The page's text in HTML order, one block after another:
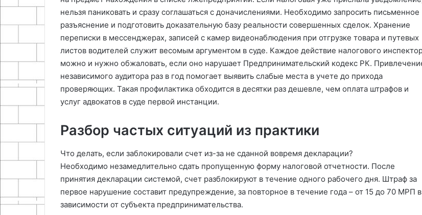
нельзя паниковать и сразу соглашаться с доначислениями. Необходимо запросить письменное
разъяснение и подготовить доказательную базу реальности совершенных сделок. Хранение
переписки в мессенджерах, записей с камер видеонаблюдения при отгрузке товара и путевых
листов водителей служит весомым аргументом в суде. Каждое действие налогового
можно и нужно обжаловать, если оно нарушает Предпринимательский кодекс РК.
независимого аудитора раз в год помогает выявить слабые места в учете до прихода
проверяющих. Такая профилактика обходится в десятки раз дешевле, чем оплата штрафов и
услуг адвокатов в суде первой инстанции.
Разбор частых ситуаций из практики
Что делать, если заблокировали счет из-за не сданной вовремя декларации?
Необходимо незамедлительно сдать пропущенную форму налоговой отчетности. После
принятия декларации системой, счет разблокируют в течение одного рабочего дня. Штраф за
первое нарушение составит предупреждение, за повторное в течение года – от 15 до 70 МРП в
зависимости от субъекта предпринимательства.